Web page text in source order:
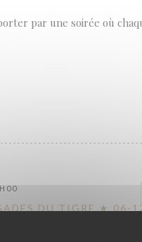
par une soirée où
DU TIGRE ★ 06-